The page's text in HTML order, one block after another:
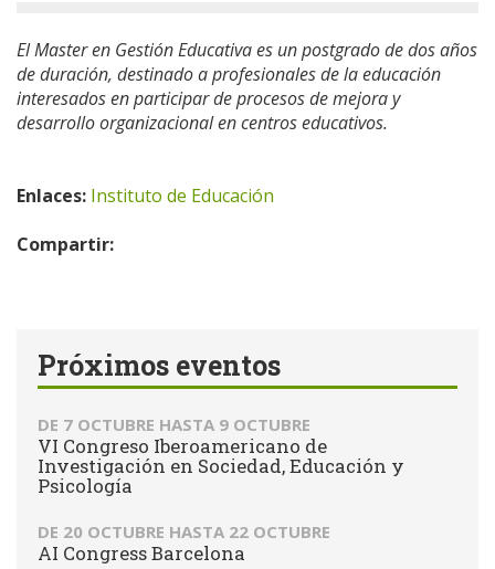
El Master en Gestión Educativa es un postgrado de dos años
de duración, destinado a profesionales de la educación
interesados en participar de procesos de mejora y
desarrollo organizacional en centros educativos.
Enlaces: Instituto de Educación
Compartir:
Próximos eventos
DE 7 OCTUBRE HASTA 9 OCTUBRE
VI Congreso Iberoamericano de
Investigación en Sociedad, Educación y
Psicología
DE 20 OCTUBRE HASTA 22 OCTUBRE
AI Congress Barcelona